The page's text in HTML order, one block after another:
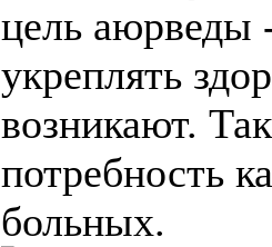
цель аюрведы
укреплять
возникают.
потребность
больных.